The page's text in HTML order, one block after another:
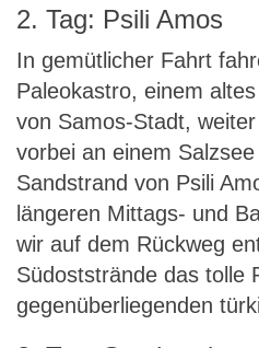
2. Tag: Psili Amos
In gemütlicher Fahrt
Paleokastro, einem
von Samos-Stadt,
vorbei an einem
Sandstrand von Psili
längeren Mittags- und
wir auf dem Rückweg
Südoststrände das tolle
gegenüberliegenden